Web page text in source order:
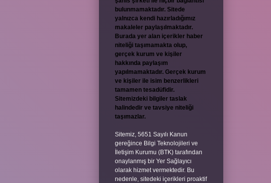
bulunmamaktadır. Sitede
yalnızca kendi hazırladığımız
makaleler paylaşılmaktadır.
Burada yer alan içerikler haber
niteliği taşımamakta olup,
gerçek kurum ve kişiler
hakkında paylaşım
yapılmamaktadır. Gerçek kurum
ve kişiler ile isim benzerlikleri
tamamen tesadüfidir.
Sitemizdeki bilgiler taslak
halindedir ve tavsiye niteliği
taşımazlar.
Sitemiz, 5651 Sayılı Kanun
gereğince Bilgi Teknolojileri ve
İletişim Kurumu (BTK) tarafından
onaylanmış bir Yer Sağlayıcı
olarak hizmet vermektedir. Bu
nedenle, sitedeki içerikleri proaktif